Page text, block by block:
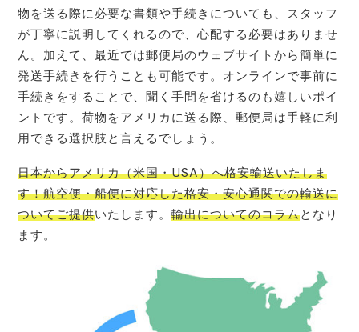
物を送る際に必要な書類や手続きについても、スタッフ
が丁寧に説明してくれるので、心配する必要はありませ
ん。加えて、最近では郵便局のウェブサイトから簡単に
発送手続きを行うことも可能です。オンラインで事前に
手続きをすることで、聞く手間を省けるのも嬉しいポイ
ントです。荷物をアメリカに送る際、郵便局は手軽に利
用できる選択肢と言えるでしょう。
日本からアメリカ（米国・USA）へ格安輸送いたしま
す！航空便・船便に対応した格安・安心通関での輸送に
ついてご提供いたします。輸出についてのコラムとなり
ます。